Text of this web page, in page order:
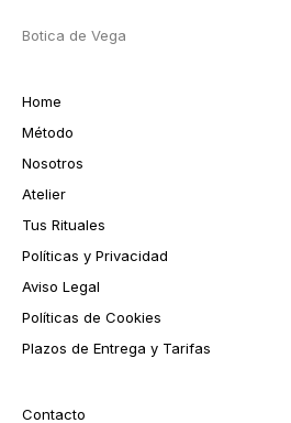
Botica de Vega
Home
Método
Nosotros
Atelier
Tus Rituales
Políticas y Privacidad
Aviso Legal
Políticas de Cookies
Plazos de Entrega y Tarifas
Contacto